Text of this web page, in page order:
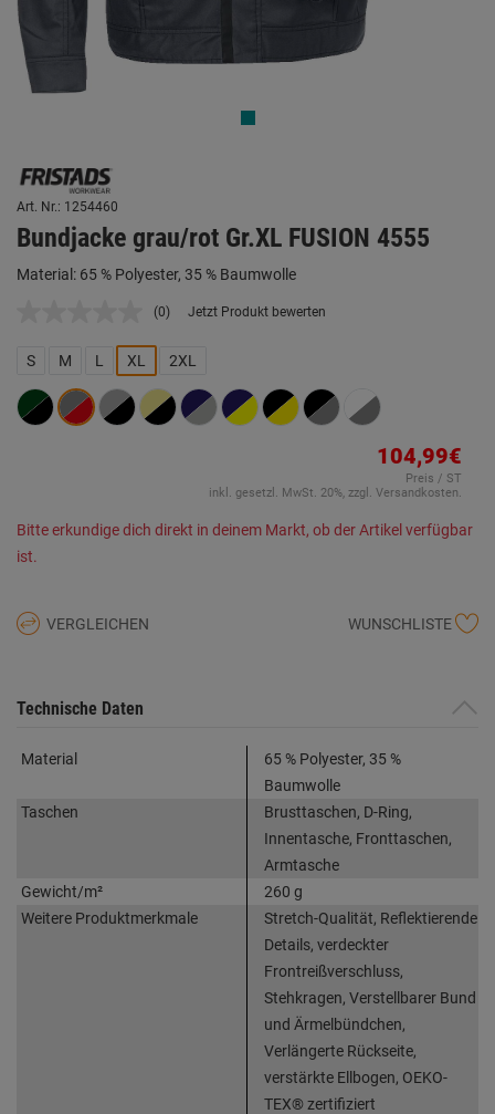
Art. Nr.: 1254460
Bundjacke grau/rot Gr.XL FUSION 4555
Material: 65 % Polyester, 35 % Baumwolle
Kein
Link
auf
derselben
Seite.
(0) Jetzt Produkt bewerten
S M L XL 2XL
104,99€
Preis / ST
inkl. gesetzl. MwSt. 20%, zzgl. Versandkosten.
Bitte erkundige dich direkt in deinem Markt, ob der Artikel verfügbar
ist.
VERGLEICHEN WUNSCHLISTE
Technische Daten
Material
65 % Polyester, 35 %
Baumwolle
Taschen
Brusttaschen, D-Ring,
Innentasche, Fronttaschen,
Armtasche
Gewicht/m²
260 g
Weitere Produktmerkmale
Stretch-Qualität, Reflektierende
Details, verdeckter
Frontreißverschluss,
Stehkragen, Verstellbarer Bund
und Ärmelbündchen,
Verlängerte Rückseite,
verstärkte Ellbogen, OEKO-
TEX® zertifiziert